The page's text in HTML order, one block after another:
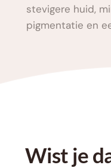
stevigere huid,
pigmentatie en
Wist je